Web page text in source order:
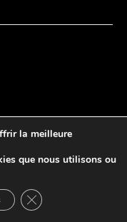
la meilleure
que nous utilisons ou
Fermer la bannière